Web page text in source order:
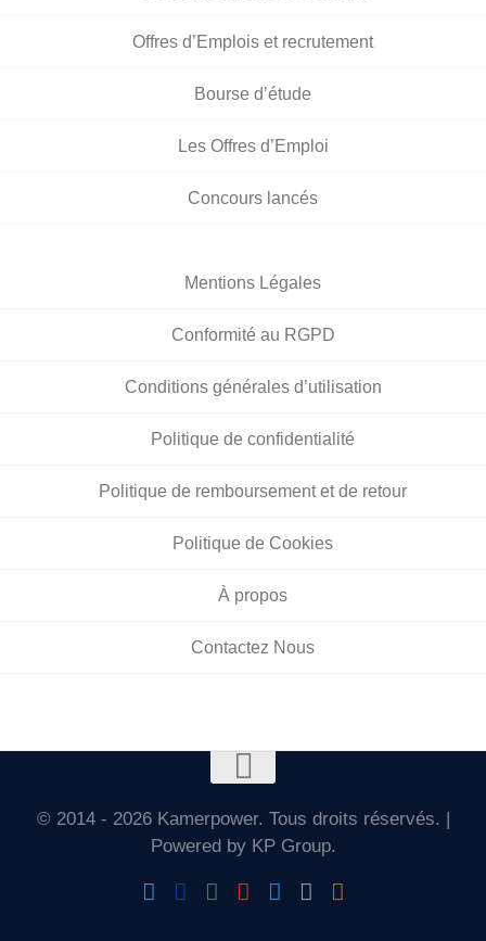
Offres d’Emplois et recrutement
Bourse d’étude
Les Offres d’Emploi
Concours lancés
Mentions Légales
Conformité au RGPD
Conditions générales d’utilisation
Politique de confidentialité
Politique de remboursement et de retour
Politique de Cookies
À propos
Contactez Nous
© 2014 - 2026 Kamerpower. Tous droits réservés. |
Powered by KP Group.